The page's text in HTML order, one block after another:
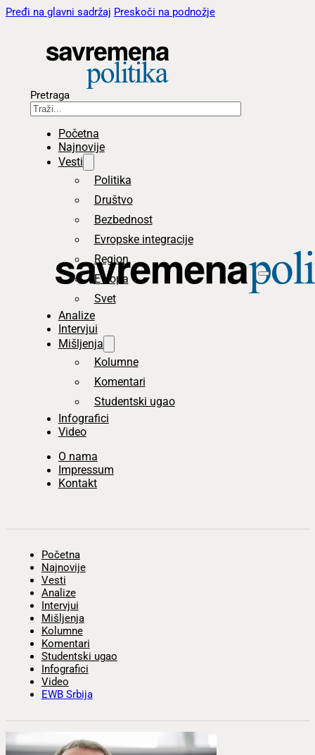
Pređi na glavni sadržaj Preskoči na podnožje
Pretraga
Početna
Najnovije
Vesti
Politika
Društvo
Bezbednost
Evropske integracije
Region
Evropa
Svet
Analize
Intervjui
Mišljenja
Kolumne
Komentari
Studentski ugao
Infografici
Video
O nama
Impressum
Kontakt
Početna
Najnovije
Vesti
Analize
Intervjui
Mišljenja
Kolumne
Komentari
Studentski ugao
Infografici
Video
EWB Srbija